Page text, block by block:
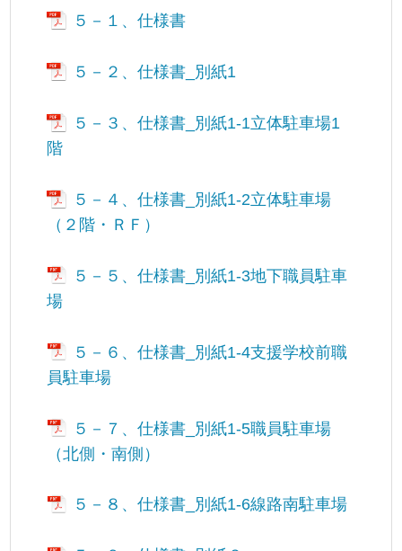
５－１、仕様書
５－２、仕様書_別紙1
５－３、仕様書_別紙1-1立体駐車場1
階
５－４、仕様書_別紙1-2立体駐車場
（２階・ＲＦ）
５－５、仕様書_別紙1-3地下職員駐車
場
５－６、仕様書_別紙1-4支援学校前職
員駐車場
５－７、仕様書_別紙1-5職員駐車場
（北側・南側）
５－８、仕様書_別紙1-6線路南駐車場